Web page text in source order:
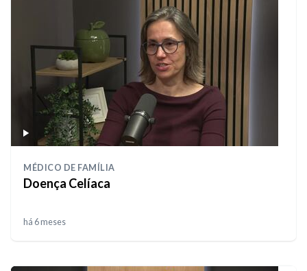
MÉDICO DE FAMÍLIA
Doença Celíaca
há 6 meses